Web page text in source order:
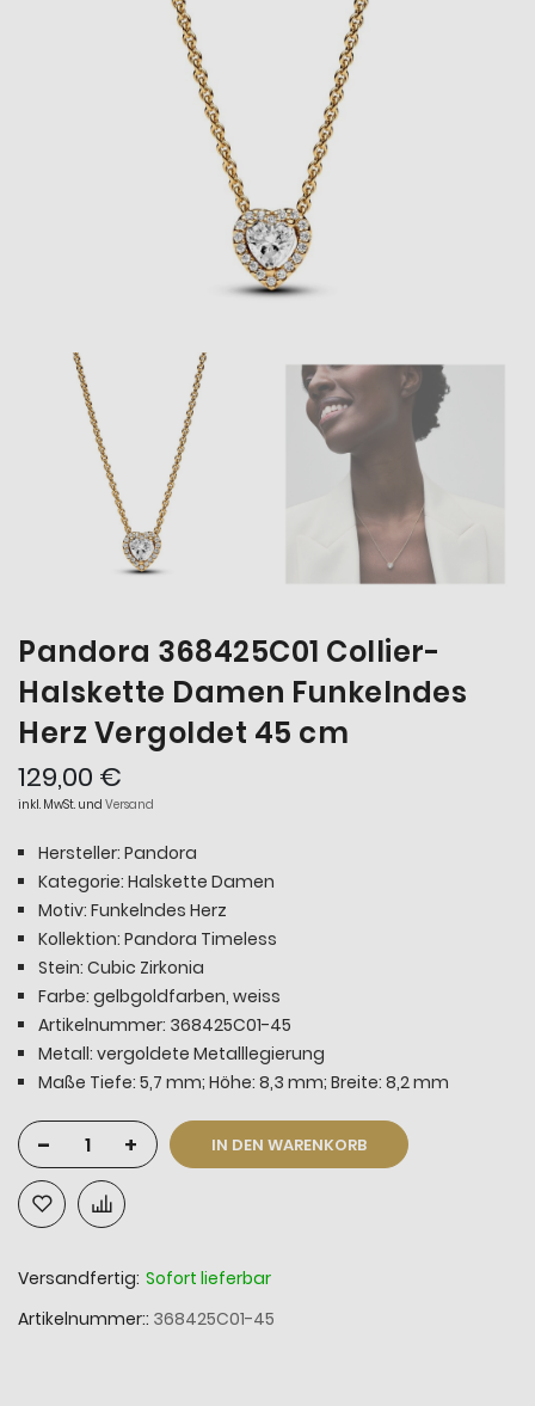
Pandora 368425C01 Collier-
Halskette Damen Funkelndes
Herz Vergoldet 45 cm
129,00 €
inkl. MwSt. und Versand
Hersteller: Pandora
Kategorie: Halskette Damen
Motiv: Funkelndes Herz
Kollektion: Pandora Timeless
Stein: Cubic Zirkonia
Farbe: gelbgoldfarben, weiss
Artikelnummer: 368425C01-45
Metall: vergoldete Metalllegierung
Maße Tiefe: 5,7 mm; Höhe: 8,3 mm; Breite: 8,2 mm
- + IN DEN WARENKORB
Versandfertig: Sofort lieferbar
Artikelnummer: 368425C01-45